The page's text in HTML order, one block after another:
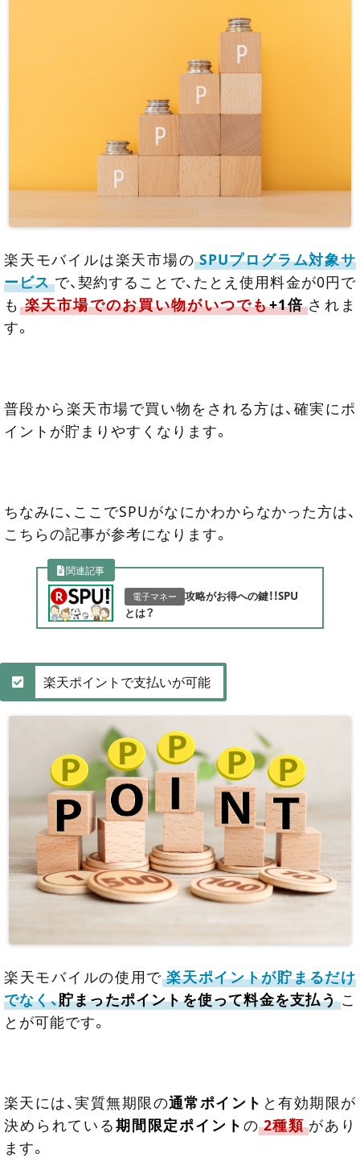
楽天モバイルは楽天市場の SPUプログラム対象サ
ービス で、契約することで、たとえ使用料金が0円で
も 楽天市場でのお買い物がいつでも+1倍 されま
す。
普段から楽天市場で買い物をされる方は、確実にポ
イントが貯まりやすくなります。
ちなみに、ここでSPUがなにかわからなかった方は、
こちらの記事が参考になります。
関連記事
電子マネー
攻略がお得への鍵！！SPU
とは？
楽天ポイントで支払いが可能
楽天モバイルの使用で 楽天ポイントが貯まるだけ
でなく、貯まったポイントを使って料金を支払う こ
とが可能です。
楽天には、実質無期限の通常ポイント と有効期限が
決められている期間限定ポイントの 2種類 があり
ます。